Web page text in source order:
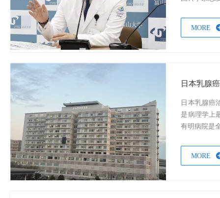
MORE
日本乳腺
日本乳腺癌
是病理学上
有明病院是
MORE